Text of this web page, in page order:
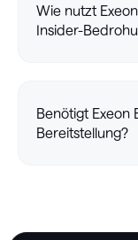
Wie nutzt
Insider-
Benötigt Exeon
Bereitstellung?